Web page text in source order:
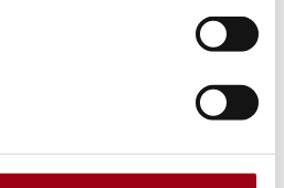
artificial intelligence (AI)